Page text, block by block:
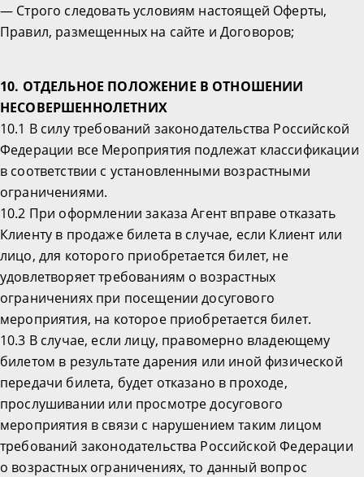
— Строго следовать условиям настоящей Оферты,
Правил, размещенных на сайте и Договоров;
10. ОТДЕЛЬНОЕ ПОЛОЖЕНИЕ В ОТНОШЕНИИ
НЕСОВЕРШЕННОЛЕТНИХ
10.1 В силу требований законодательства Российской
Федерации все Мероприятия подлежат классификации
в соответствии с установленными возрастными
ограничениями.
10.2 При оформлении заказа Агент вправе отказать
Клиенту в продаже билета в случае, если Клиент или
лицо, для которого приобретается билет, не
удовлетворяет требованиям о возрастных
ограничениях при посещении досугового
мероприятия, на которое приобретается билет.
10.3 В случае, если лицу, правомерно владеющему
билетом в результате дарения или иной физической
передачи билета, будет отказано в проходе,
прослушивании или просмотре досугового
мероприятия в связи с нарушением таким лицом
требований законодательства Российской Федерации
о возрастных ограничениях, то данный вопрос